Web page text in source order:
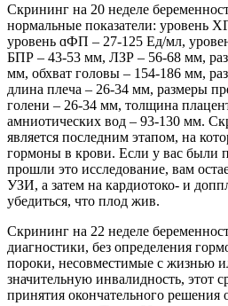
Скрининг на 20 неделе
нормальные показатели: уровень
уровень ɑФП – 27-125 Ед/мл,
БПР – 43-53 мм, ЛЗР – 56-68 мм,
мм, обхват головы – 154-186 мм,
длина плеча – 26-34 мм, размеры
голени – 26-34 мм, толщина
амниотических вод – 93-130 мм.
является последним этапом, на
гормоны в крови. Если у вас были
прошли это исследование, вам
УЗИ, а затем на кардиотоко- и
убедиться, что плод жив.
Скрининг на 22 неделе
диагностики, без определения
пороки, несовместимые с жизнью
значительную инвалидность, этот
принятия окончательного решения